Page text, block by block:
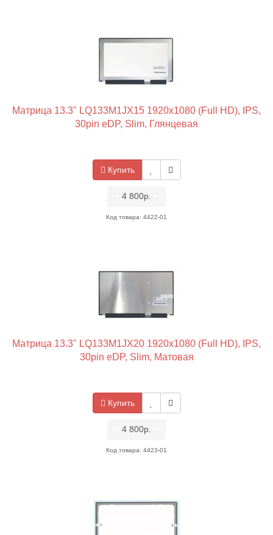
Матрица 13.3" LQ133M1JX15 1920x1080 (Full HD), IPS,
30pin eDP, Slim, Глянцевая
Купить
4 800р.
Код товара: 4422-01
Матрица 13.3" LQ133M1JX20 1920x1080 (Full HD), IPS,
30pin eDP, Slim, Матовая
Купить
4 800р.
Код товара: 4423-01